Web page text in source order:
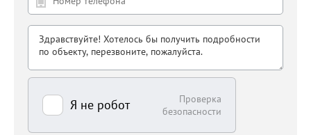
Я не робот
Проверка
безопасности